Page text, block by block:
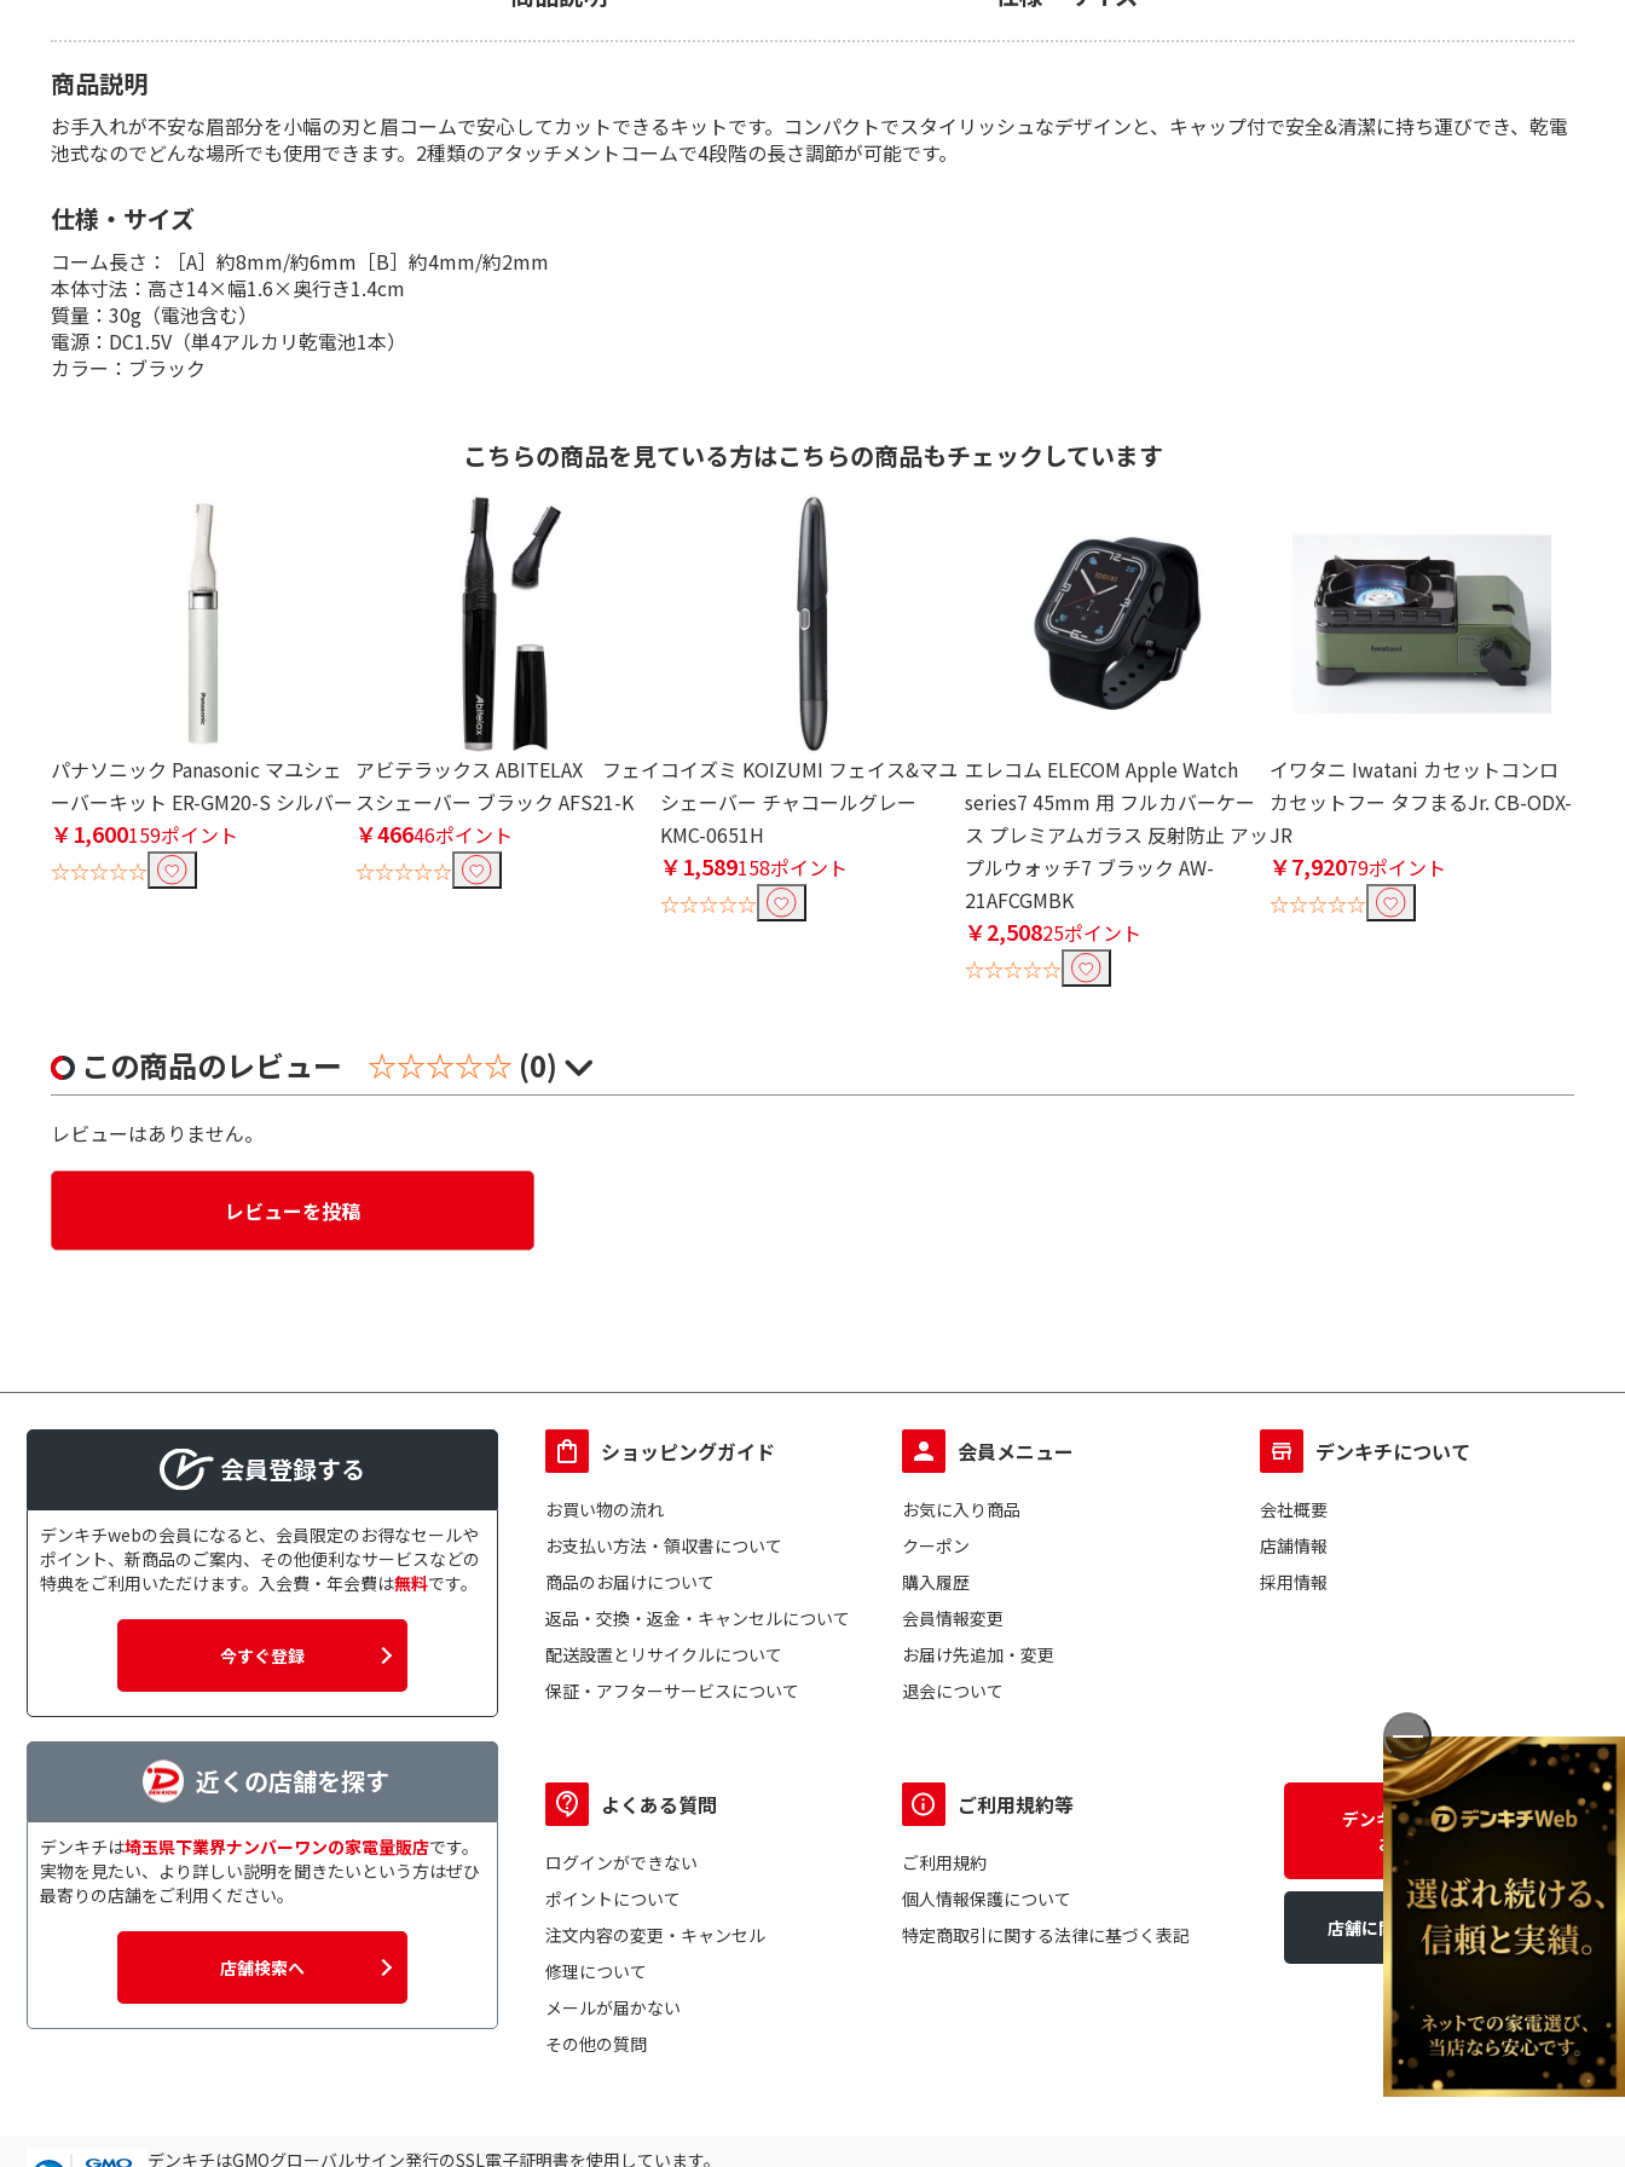
商品説明
お手入れが不安な眉部分を小幅の刃と眉コームで安心してカットできるキットです。コンパクトでスタイリッシュなデザインと、キャップ付で安全&清潔に持ち運びでき、乾電
池式なのでどんな場所でも使用できます。2種類のアタッチメントコームで4段階の長さ調節が可能です。
仕様・サイズ
コーム長さ：［A］約8mm/約6mm［B］約4mm/約2mm
本体寸法：高さ14×幅1.6×奥行き1.4cm
質量：30g（電池含む）
電源：DC1.5V（単4アルカリ乾電池1本）
カラー：ブラック
こちらの商品を見ている方はこちらの商品もチェックしています
パナソニック Panasonic マユシェ
ーバーキット ER-GM20-S シルバー
￥1,600159ポイント
☆☆☆☆☆
アビテラックス ABITELAX フェイ
スシェーバー ブラック AFS21-K
￥46646ポイント
☆☆☆☆☆
コイズミ KOIZUMI フェイス&マユ
シェーバー チャコールグレー
KMC-0651H
￥1,589158ポイント
☆☆☆☆☆
エレコム ELECOM Apple Watch
series7 45mm 用 フルカバーケー
ス プレミアムガラス 反射防止 アッ
プルウォッチ7 ブラック AW-
21AFCGMBK
￥2,50825ポイント
☆☆☆☆☆
イワタニ Iwatani カセットコンロ
カセットフー タフまるJr. CB-ODX-
JR
￥7,92079ポイント
☆☆☆☆☆
この商品のレビュー ☆☆☆☆☆ (0)
レビューはありません。
レビューを投稿
会員登録する
デンキチwebの会員になると、会員限定のお得なセールや
ポイント、新商品のご案内、その他便利なサービスなどの
特典をご利用いただけます。入会費・年会費は無料です。
今すぐ登録
近くの店舗を探す
デンキチは埼玉県下業界ナンバーワンの家電量販店です。
実物を見たい、より詳しい説明を聞きたいという方はぜひ
最寄りの店舗をご利用ください。
店舗検索へ
ショッピングガイド
お買い物の流れ
お支払い方法・領収書について
商品のお届けについて
返品・交換・返金・キャンセルについて
配送設置とリサイクルについて
保証・アフターサービスについて
会員メニュー
お気に入り商品
クーポン
購入履歴
会員情報変更
お届け先追加・変更
退会について
デンキチについて
会社概要
店舗情報
採用情報
よくある質問
ログインができない
ポイントについて
注文内容の変更・キャンセル
修理について
メールが届かない
その他の質問
ご利用規約等
ご利用規約
個人情報保護について
特定商取引に関する法律に基づく表記
デンキチWEBに関する
お問い合わせ
店舗に関するお問い合わせ
デンキチはGMOグローバルサイン発行のSSL電子証明書を使用しています。